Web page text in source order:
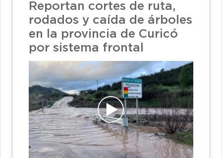
Reportan cortes de ruta,
rodados y caída de árboles
en la provincia de Curicó
por sistema frontal